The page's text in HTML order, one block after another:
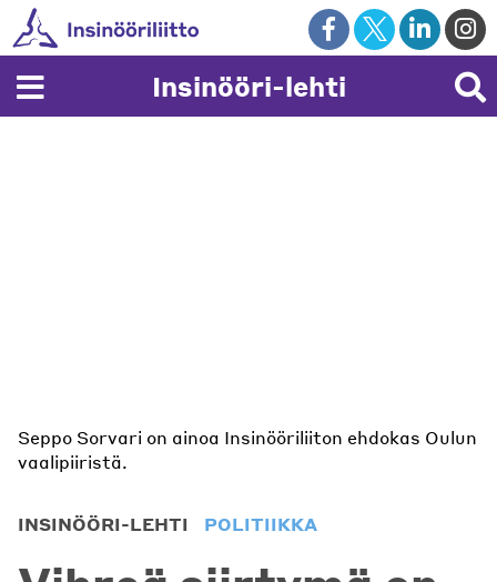
Skip
to
content
Insinööri-lehti
Seppo Sorvari on ainoa Insinööriliiton ehdokas Oulun
vaalipiiristä.
INSINÖÖRI-LEHTI POLITIIKKA